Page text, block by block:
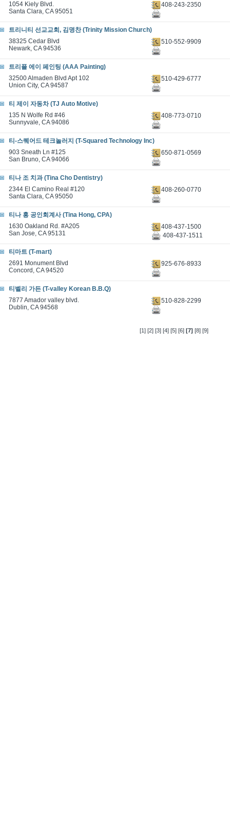
1054 Kiely Blvd.
Santa Clara, CA 95051
408-243-2350
트리니티 선교교회, 김명찬 (Trinity Mission Church)
38325 Cedar Blvd
Newark, CA 94536
510-552-9909
트리플 에이 페인팅 (AAA Painting)
32500 Almaden Blvd Apt 102
Union City, CA 94587
510-429-6777
티 제이 자동차 (TJ Auto Motive)
135 N Wolfe Rd #46
Sunnyvale, CA 94086
408-773-0710
티-스퀘어드 테크놀러지 (T-Squared Technology Inc)
903 Sneath Ln #125
San Bruno, CA 94066
650-871-0569
티나 조 치과 (Tina Cho Dentistry)
2344 El Camino Real #120
Santa Clara, CA 95050
408-260-0770
티나 홍 공인회계사 (Tina Hong, CPA)
1630 Oakland Rd. #A205
San Jose, CA 95131
408-437-1500
408-437-1511
티마트 (T-mart)
2691 Monument Blvd
Concord, CA 94520
925-676-8933
티벨리 가든 (T-valley Korean B.B.Q)
7877 Amador valley blvd.
Dublin, CA 94568
510-828-2299
[1] [2] [3] [4] [5] [6] [7] [8] [9]